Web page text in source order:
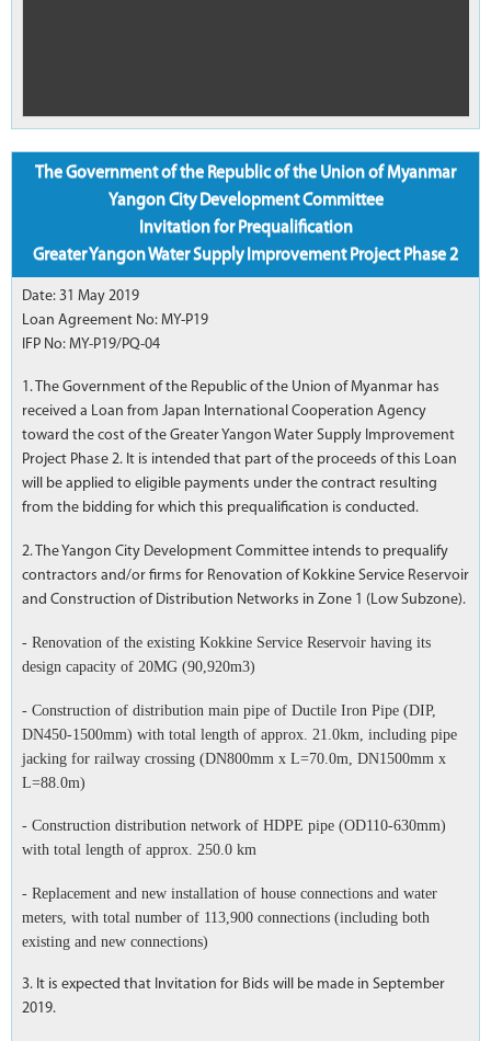
The Government of the Republic of the Union of Myanmar
Yangon City Development Committee
Invitation for Prequalification
Greater Yangon Water Supply Improvement Project Phase 2
Date: 31 May 2019
Loan Agreement No: MY-P19
IFP No: MY-P19/PQ-04
1. The Government of the Republic of the Union of Myanmar has
received a Loan from Japan International Cooperation Agency
toward the cost of the Greater Yangon Water Supply Improvement
Project Phase 2. It is intended that part of the proceeds of this Loan
will be applied to eligible payments under the contract resulting
from the bidding for which this prequalification is conducted.
2. The Yangon City Development Committee intends to prequalify
contractors and/or firms for Renovation of Kokkine Service Reservoir
and Construction of Distribution Networks in Zone 1 (Low Subzone).
- Renovation of the existing Kokkine Service Reservoir having its
design capacity of 20MG (90,920m3)
- Construction of distribution main pipe of Ductile Iron Pipe (DIP,
DN450-1500mm) with total length of approx. 21.0km, including pipe
jacking for railway crossing (DN800mm x L=70.0m, DN1500mm x
L=88.0m)
- Construction distribution network of HDPE pipe (OD110-630mm)
with total length of approx. 250.0 km
- Replacement and new installation of house connections and water
meters, with total number of 113,900 connections (including both
existing and new connections)
3. It is expected that Invitation for Bids will be made in September
2019.